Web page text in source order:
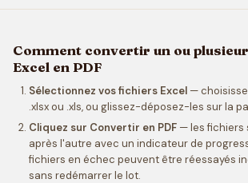
Comment convertir un ou
Excel en PDF
Sélectionnez vos fichiers Excel —
.xlsx ou .xls, ou glissez-déposez-les sur la
Cliquez sur Convertir en PDF — les fichiers
après l'autre avec un indicateur de
fichiers en échec peuvent être réessayés
sans redémarrer le lot.